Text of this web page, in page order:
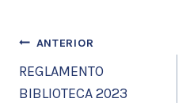
ANTERIOR
REGLAMENTO
BIBLIOTECA 2023